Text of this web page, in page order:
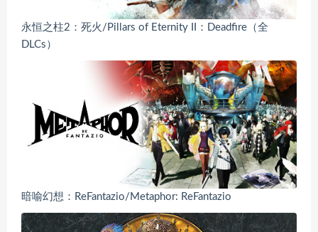
永恒之柱2：死火/Pillars of Eternity II：Deadfire（全
DLCs）
暗喻幻想：ReFantazio/Metaphor: ReFantazio